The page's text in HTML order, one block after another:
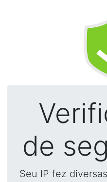
de
Seu IP fez